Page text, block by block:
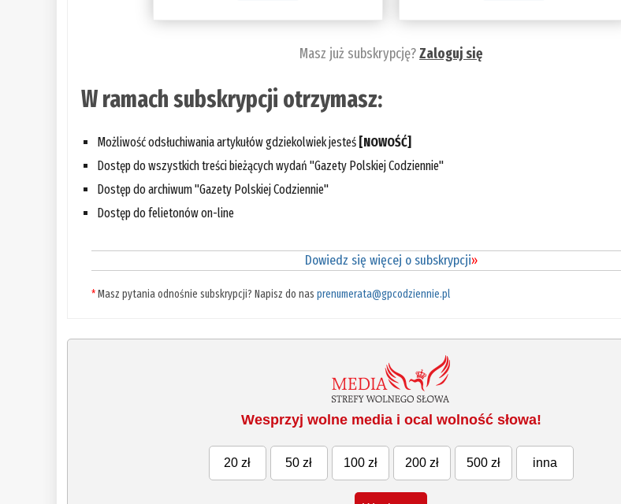
Masz już subskrypcję?Zaloguj się
W ramach subskrypcji otrzymasz:
Możliwość odsłuchiwania artykułów gdziekolwiek jesteś [NOWOŚĆ]
Dostęp do wszystkich treści bieżących wydań "Gazety Polskiej Codziennie"
Dostęp do archiwum "Gazety Polskiej Codziennie"
Dostęp do felietonów on-line
Dowiedz się więcej o subskrypcji»
*Masz pytania odnośnie subskrypcji? Napisz do nasprenumerata@gpcodziennie.pl
Wesprzyj wolne media i ocal wolność słowa!
20 zł 50 zł 100 zł 200 zł 500 zł inna